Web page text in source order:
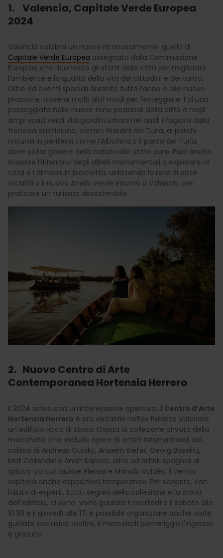
1. Valencia, Capitale Verde Europea
2024
Valencia celebra un nuovo riconoscimento: quello di
Capitale Verde Europea assegnato dalla Commissione
Europea, che riconosce gli sforzi della città per migliorare
l'ambiente e la qualità della vita dei cittadini e dei turisti.
Oltre ad eventi speciali durante tutto l’anno e alle nuove
proposte, troverai molti altri modi per festeggiare. Fai una
passeggiata nelle nuove zone pedonali della città o negli
ampi spazi verdi: dai giardini urbani nei quali rifugiarsi dalla
frenesia quotidiana, come i Giardini del Turia, ai parchi
naturali in periferia come l’Albufera o il parco del Turia,
dove poter godere della natura allo stato puro. Puoi anche
scoprire l’itinerario degli alberi monumentali o esplorare la
città e i dintorni in bicicletta, utilizzando la rete di piste
ciclabili o il nuovo Anello verde intorno a Valencia, per
praticare un turismo desostenibile.
2. Nuovo Centro di Arte
Contemporanea Hortensia Herrero
Il 2024 arriva con un’interessante apertura, il Centro d’Arte
Hortensia Herrero è ora visitabile nell’ex Palazzo Valeriola,
un edificio ricco di storia. Ospita la collezione privata della
mecenate, che include opere di artisti internazionali del
calibro di Andreas Gursky, Anselm Kiefer, Georg Baselitz,
Mat Collishaw o Anish Kapoor, oltre ad artisti spagnoli di
spicco tra cui Jaume Plensa e Manolo Valdés. Il centro
ospiterà anche esposizioni temporanee. Per scoprire, con
l'aiuto di esperti, tutti i segreti della collezione e la storia
dell'edificio, ci sono visite guidate il martedì e il sabato alle
10:30 e il giovedì alle 17; è possibile organizzare anche visite
guidate esclusive. Inoltre, il mercoledì pomeriggio l'ingresso
è gratuito.